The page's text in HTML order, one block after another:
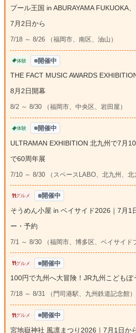
プール王国 in ABURAYAMA FUKUOKA
7月2日から
7/18 ～ 8/26 （福岡市、南区、油山）
体験 開催中
THE FACT MUSIC AWARDS
8月2日開幕
8/2 ～ 8/30 （福岡市、中央区、岩田屋）
体験 開催中
ULTRAMAN EXHIBITION 北九州で7月
で60周年展
7/10 ～ 8/30 （スペースLABO、北九州、北
グルメ 開催中
そうめん小屋 in ベイサイド2026｜7月1
ー・予約
7/1 ～ 8/30 （福岡市、博多区、ベイサイド
グルメ 開催中
100円で九州へ大冒険！JR九州こどもぼ
7/18 ～ 8/31 （門司港駅、九州鉄道記念館）
グルメ 開催中
宮地嶽神社 風凛まつり2026｜7月1日か